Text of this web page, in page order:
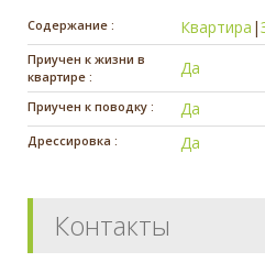
Содержание : Квартира |
Приучен к жизни в
квартире :
Да
Приучен к поводку : Да
Дрессировка : Да
Контакты